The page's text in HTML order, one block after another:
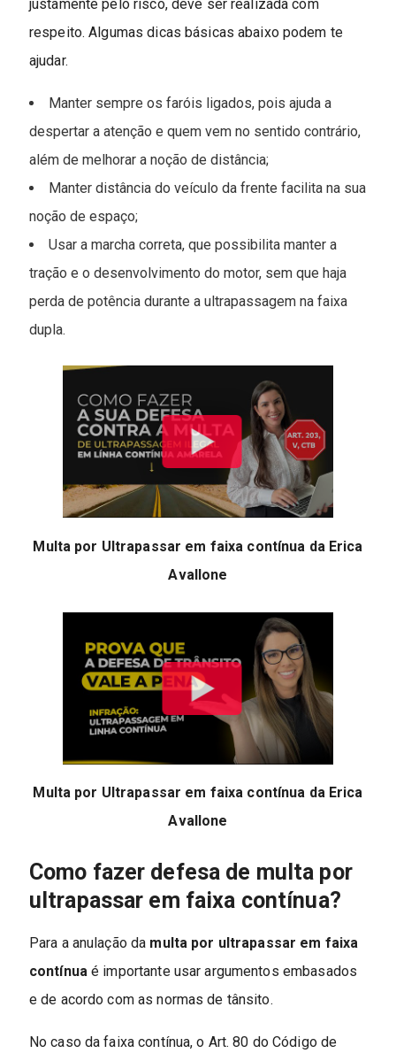
justamente pelo risco, deve ser realizada com
respeito. Algumas dicas básicas abaixo podem te
ajudar.
Manter sempre os faróis ligados, pois ajuda a
despertar a atenção e quem vem no sentido contrário,
além de melhorar a noção de distância;
Manter distância do veículo da frente facilita na sua
noção de espaço;
Usar a marcha correta, que possibilita manter a
tração e o desenvolvimento do motor, sem que haja
perda de potência durante a ultrapassagem na faixa
dupla.
Multa por Ultrapassar em faixa contínua da Erica
Avallone
Multa por Ultrapassar em faixa contínua da Erica
Avallone
Como fazer defesa de multa por
ultrapassar em faixa contínua?
Para a anulação da multa por ultrapassar em faixa
contínuaé importante usar argumentos embasados
e de acordo com as normas de tânsito.
No caso da faixa contínua, o Art. 80 do Código de